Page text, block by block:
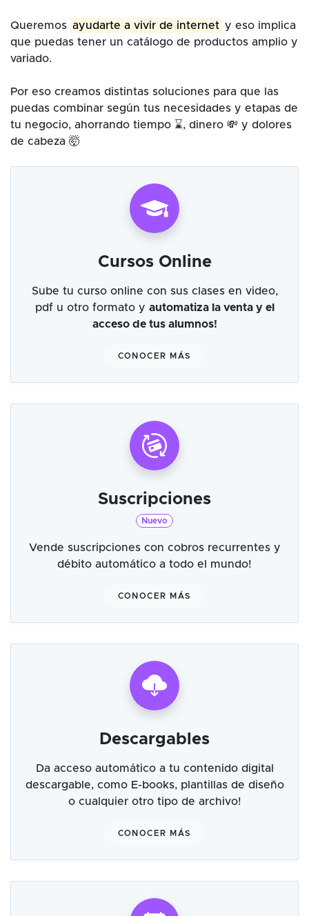
Queremos ayudarte a vivir de internet y eso implica
que puedas tener un catálogo de productos amplio y
variado.
Por eso creamos distintas soluciones para que las
puedas combinar según tus necesidades y etapas de
tu negocio, ahorrando tiempo ⌛, dinero 💸 y dolores
de cabeza 🤯
Cursos Online
Sube tu curso online con sus clases en video,
pdf u otro formato y automatiza la venta y el
acceso de tus alumnos!
CONOCER MÁS
Suscripciones
Nuevo
Vende suscripciones con cobros recurrentes y
débito automático a todo el mundo!
CONOCER MÁS
Descargables
Da acceso automático a tu contenido digital
descargable, como E-books, plantillas de diseño
o cualquier otro tipo de archivo!
CONOCER MÁS